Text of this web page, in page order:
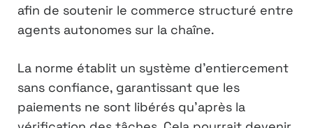
afin de soutenir le commerce structuré entre
agents autonomes sur la chaîne.
La norme établit un système d’entiercement
sans confiance, garantissant que les
paiements ne sont libérés qu’après la